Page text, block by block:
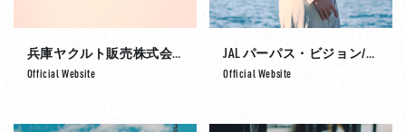
兵庫ヤクルト販売株式会社
Official Website
JAL パーパス・ビジョン/ブランドストーリー
Official Website